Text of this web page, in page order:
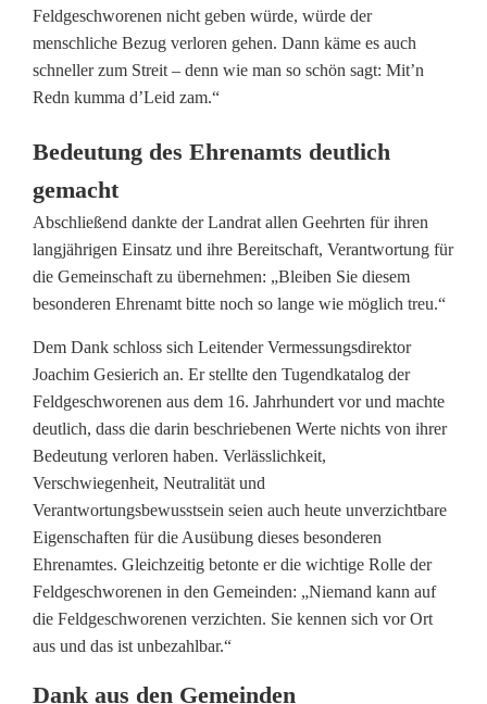
j
ä
h
r
i
g
e
F
e
l
d
g
e
s
c
h
Feldgeschworenen nicht geben würde, würde der
menschliche Bezug verloren gehen. Dann käme es auch
schneller zum Streit – denn wie man so schön sagt: Mit’n
Redn kumma d’Leid zam.“
Bedeutung des Ehrenamts deutlich
gemacht
Abschließend dankte der Landrat allen Geehrten für ihren
langjährigen Einsatz und ihre Bereitschaft, Verantwortung für
die Gemeinschaft zu übernehmen: „Bleiben Sie diesem
besonderen Ehrenamt bitte noch so lange wie möglich treu.“
Dem Dank schloss sich Leitender Vermessungsdirektor
Joachim Gesierich an. Er stellte den Tugendkatalog der
Feldgeschworenen aus dem 16. Jahrhundert vor und machte
deutlich, dass die darin beschriebenen Werte nichts von ihrer
Bedeutung verloren haben. Verlässlichkeit,
Verschwiegenheit, Neutralität und
Verantwortungsbewusstsein seien auch heute unverzichtbare
Eigenschaften für die Ausübung dieses besonderen
Ehrenamtes. Gleichzeitig betonte er die wichtige Rolle der
Feldgeschworenen in den Gemeinden: „Niemand kann auf
die Feldgeschworenen verzichten. Sie kennen sich vor Ort
aus und das ist unbezahlbar.“
Dank aus den Gemeinden